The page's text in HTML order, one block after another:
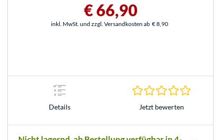
€ 66,90
inkl. MwSt. und zzgl. Versandkosten ab € 8,90
Details Jetzt bewerten